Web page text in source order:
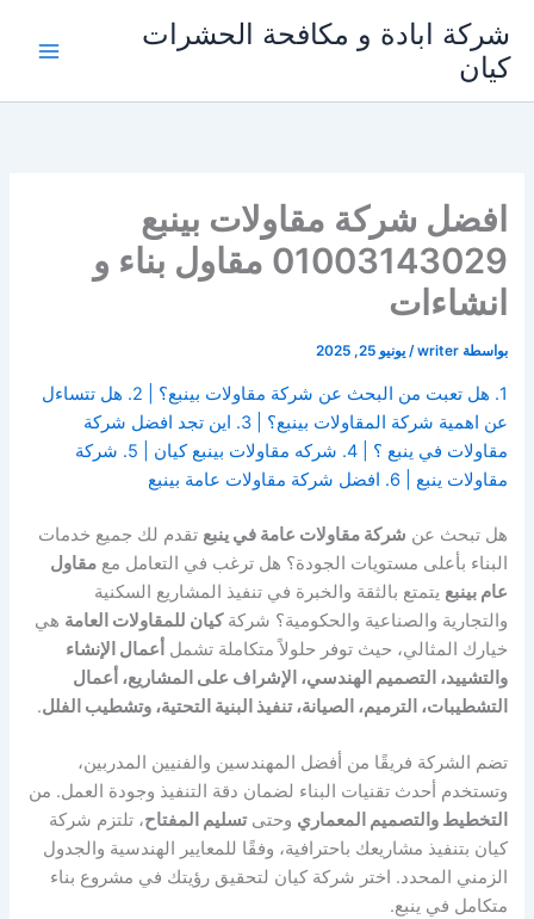
المحتوى
شركة ابادة و مكافحة الحشرات
كيان
افضل شركة مقاولات بينبع
01003143029 مقاول بناء و
انشاءات
بواسطة writer
/يونيو 25, 2025
1. هل تعبت من البحث عن شركة مقاولات بينبع؟ | 2. هل تتساءل
عن اهمية شركة المقاولات بينبع؟ | 3. اين تجد افضل شركة
مقاولات في ينبع ؟ | 4. شركه مقاولات بينبع كيان | 5. شركة
مقاولات ينبع | 6. افضل شركة مقاولات عامة بينبع
هل تبحث عن شركة مقاولات عامة في ينبع تقدم لك جميع خدمات
البناء بأعلى مستويات الجودة؟ هل ترغب في التعامل معمقاول
عام بينبع يتمتع بالثقة والخبرة في تنفيذ المشاريع السكنية
والتجارية والصناعية والحكومية؟ شركةكيان للمقاولات العامة هي
خيارك المثالي، حيث توفر حلولاً متكاملة تشمل أعمال الإنشاء
والتشييد، التصميم الهندسي، الإشراف على المشاريع، أعمال
التشطيبات، الترميم، الصيانة، تنفيذ البنية التحتية، وتشطيب الفلل.
تضم الشركة فريقًا من أفضل المهندسين والفنيين المدربين،
وتستخدم أحدث تقنيات البناء لضمان دقة التنفيذ وجودة العمل. من
التخطيط والتصميم المعماري وحتىتسليم المفتاح، تلتزم شركة
كيان بتنفيذ مشاريعك باحترافية، وفقًا للمعايير الهندسية والجدول
الزمني المحدد. اختر شركة كيان لتحقيق رؤيتك في مشروع بناء
متكامل في ينبع.